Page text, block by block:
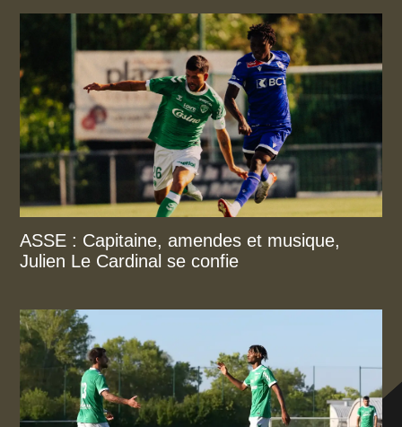
ASSE : Capitaine, amendes et musique,
Julien Le Cardinal se confie